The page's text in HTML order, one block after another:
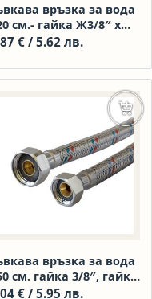
връзка за вода
см.- гайка Ж3/8″ х
М1/2″
€ / 5.62 лв.
връзка за вода
см. гайка 3/8″, гайка
€ / 5.95 лв.